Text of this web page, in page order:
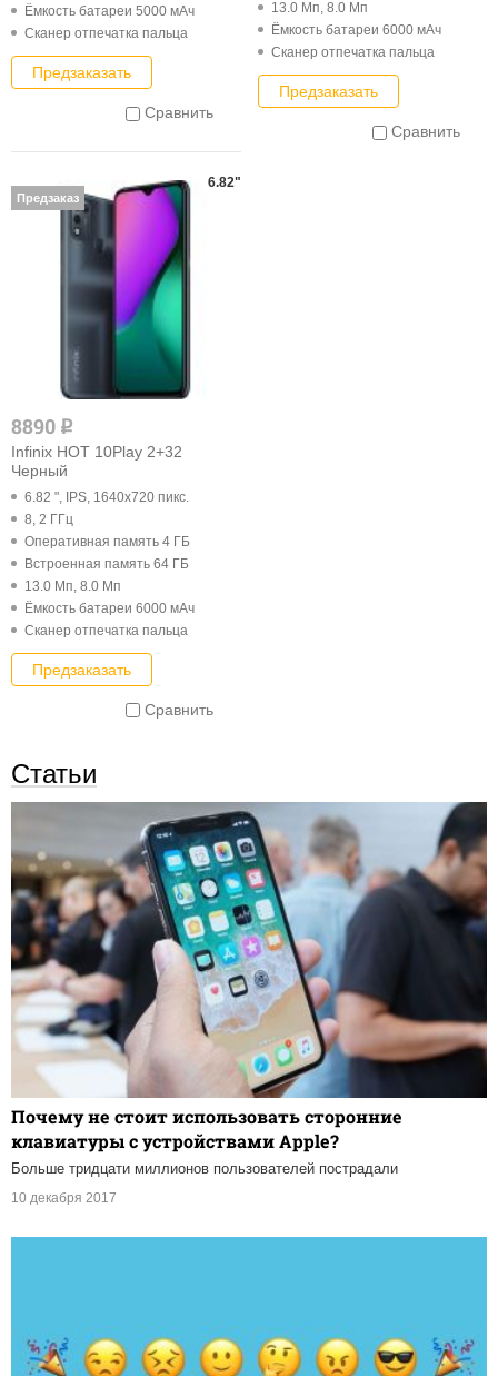
Ёмкость батареи 5000 мАч
Cканер отпечатка пальца
Предзаказать
Сравнить
13.0 Мп, 8.0 Мп
Ёмкость батареи 6000 мАч
Cканер отпечатка пальца
Предзаказать
Сравнить
8890 q
Infinix HOT 10Play 2+32
Черный
6.82 ", IPS, 1640x720 пикс.
8, 2 ГГц
Оперативная память 4 ГБ
Встроенная память 64 ГБ
13.0 Мп, 8.0 Мп
Ёмкость батареи 6000 мАч
Cканер отпечатка пальца
Предзаказать
Сравнить
6.82"
Предзаказ
Статьи
Почему не стоит использовать сторонние
клавиатуры с устройствами Apple?
Больше тридцати миллионов пользователей пострадали
10 декабря 2017